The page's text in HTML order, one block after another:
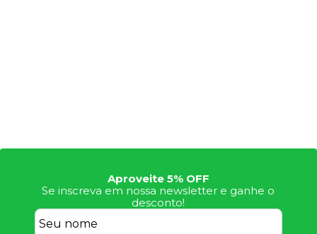
Aproveite 5% OFF
Se inscreva em nossa newsletter e ganhe o
desconto!